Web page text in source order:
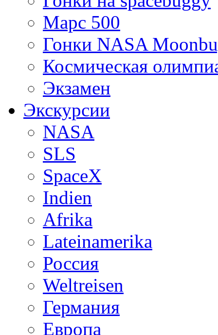
Марс 500
Гонки NASA
Космическая
Экзамен
Экскурсии
NASA
SLS
SpaceX
Indien
Afrika
Lateinamerika
Россия
Weltreisen
Германия
Европа